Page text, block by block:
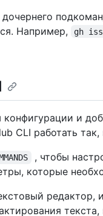
Например,
gh
и
CLI работать
, чтобы
которые
редактор,